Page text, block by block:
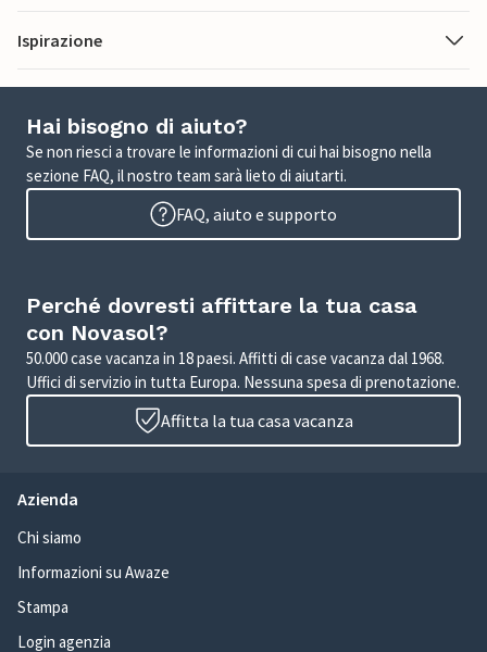
Ispirazione
Hai bisogno di aiuto?
Se non riesci a trovare le informazioni di cui hai bisogno nella
sezione FAQ, il nostro team sarà lieto di aiutarti.
FAQ, aiuto e supporto
Perché dovresti affittare la tua casa
con Novasol?
50.000 case vacanza in 18 paesi. Affitti di case vacanza dal 1968.
Uffici di servizio in tutta Europa. Nessuna spesa di prenotazione.
Affitta la tua casa vacanza
Azienda
Chi siamo
Informazioni su Awaze
Stampa
Login agenzia